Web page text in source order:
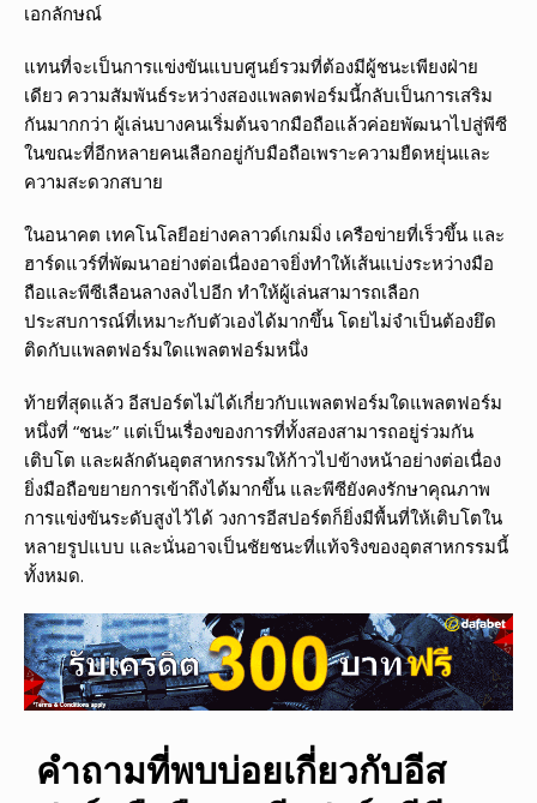
เอกลักษณ์
แทนที่จะเป็นการแข่งขันแบบศูนย์รวมที่ต้องมีผู้ชนะเพียงฝ่าย
เดียว ความสัมพันธ์ระหว่างสองแพลตฟอร์มนี้กลับเป็นการเสริม
กันมากกว่า ผู้เล่นบางคนเริ่มต้นจากมือถือแล้วค่อยพัฒนาไปสู่พีซี
ในขณะที่อีกหลายคนเลือกอยู่กับมือถือเพราะความยืดหยุ่นและ
ความสะดวกสบาย
ในอนาคต เทคโนโลยีอย่างคลาวด์เกมมิ่ง เครือข่ายที่เร็วขึ้น และ
ฮาร์ดแวร์ที่พัฒนาอย่างต่อเนื่องอาจยิ่งทำให้เส้นแบ่งระหว่างมือ
ถือและพีซีเลือนลางลงไปอีก ทำให้ผู้เล่นสามารถเลือก
ประสบการณ์ที่เหมาะกับตัวเองได้มากขึ้น โดยไม่จำเป็นต้องยึด
ติดกับแพลตฟอร์มใดแพลตฟอร์มหนึ่ง
ท้ายที่สุดแล้ว อีสปอร์ตไม่ได้เกี่ยวกับแพลตฟอร์มใดแพลตฟอร์ม
หนึ่งที่ “ชนะ” แต่เป็นเรื่องของการที่ทั้งสองสามารถอยู่ร่วมกัน
เติบโต และผลักดันอุตสาหกรรมให้ก้าวไปข้างหน้าอย่างต่อเนื่อง
ยิ่งมือถือขยายการเข้าถึงได้มากขึ้น และพีซียังคงรักษาคุณภาพ
การแข่งขันระดับสูงไว้ได้ วงการอีสปอร์ตก็ยิ่งมีพื้นที่ให้เติบโตใน
หลายรูปแบบ และนั่นอาจเป็นชัยชนะที่แท้จริงของอุตสาหกรรมนี้
ทั้งหมด.
คำถามที่พบบ่อยเกี่ยวกับอีส